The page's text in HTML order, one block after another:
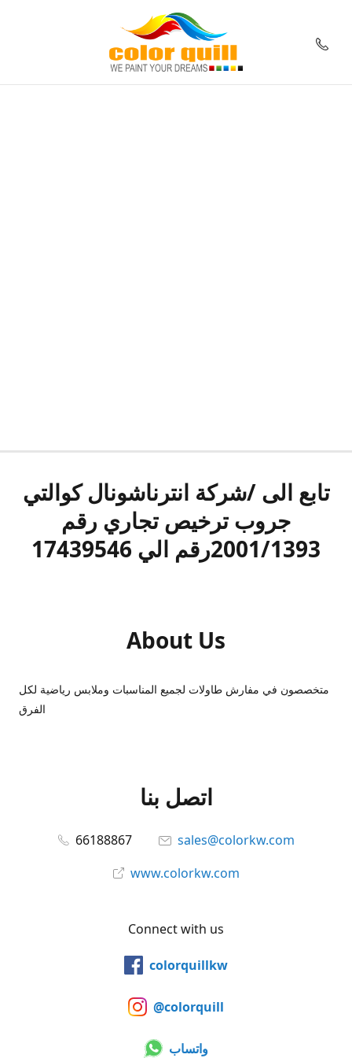
تابع الى /شركة انترناشونال كوالتي
جروب ترخيص تجاري رقم
2001/1393رقم الي 17439546
About Us
متخصصون في مفارش طاولات لجميع المناسبات وملابس رياضية لكل
الفرق
اتصل بنا
66188867
sales@colorkw.com
www.colorkw.com
Connect with us
colorquillkw
@colorquill
واتساب